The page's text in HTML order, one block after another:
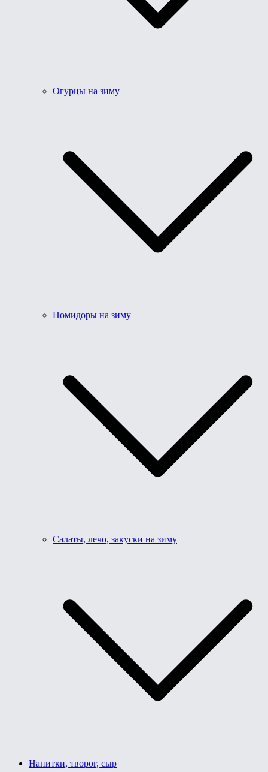
Огурцы на зиму
Помидоры на зиму
Салаты, лечо, закуски на зиму
Напитки, творог, сыр